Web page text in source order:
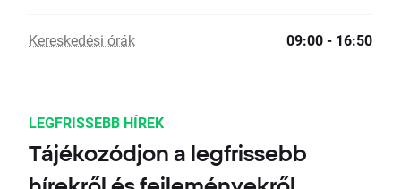
Kereskedési órák 09:00 - 16:50
LEGFRISSEBB HÍREK
Tájékozódjon a legfrissebb